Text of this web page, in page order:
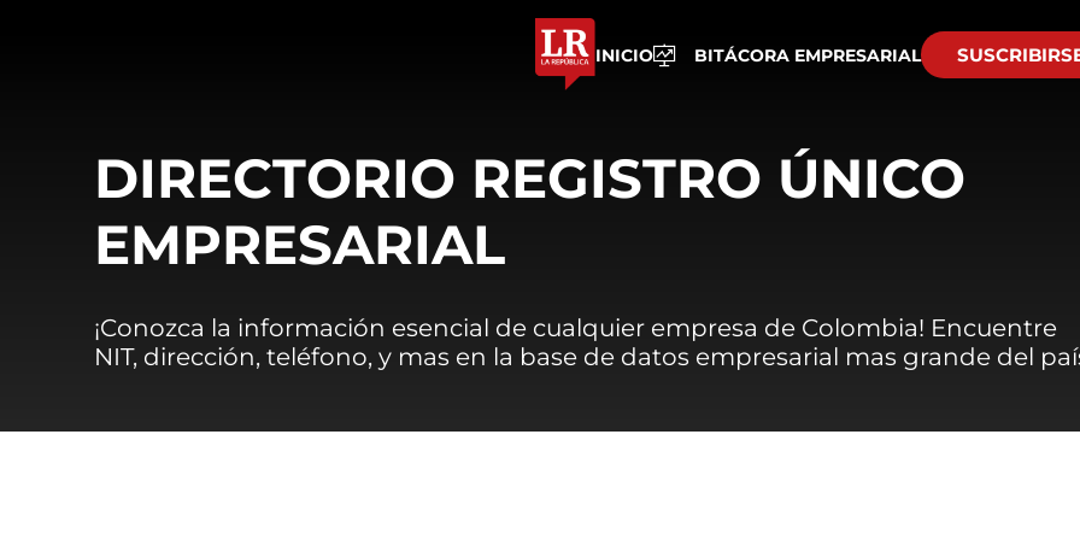
INICIO BITÁCORA EMPRESARIAL
DIRECTORIO REGISTRO ÚNICO
EMPRESARIAL
¡Conozca la información esencial de cualquier empresa de Colombia! Encuentre
NIT, dirección, teléfono, y mas en la base de datos empresarial mas grande del